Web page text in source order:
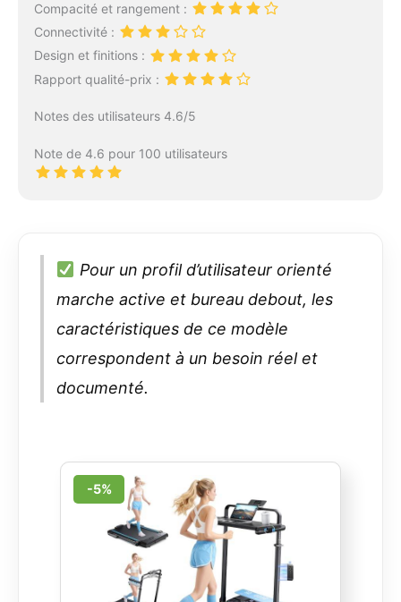
Compacité et rangement :
Connectivité :
Design et finitions :
Rapport qualité-prix :
Notes des utilisateurs 4.6/5
Note de 4.6 pour 100 utilisateurs
Pour un profil d’utilisateur orienté
marche active et bureau debout, les
caractéristiques de ce modèle
correspondent à un besoin réel et
documenté.
-5%